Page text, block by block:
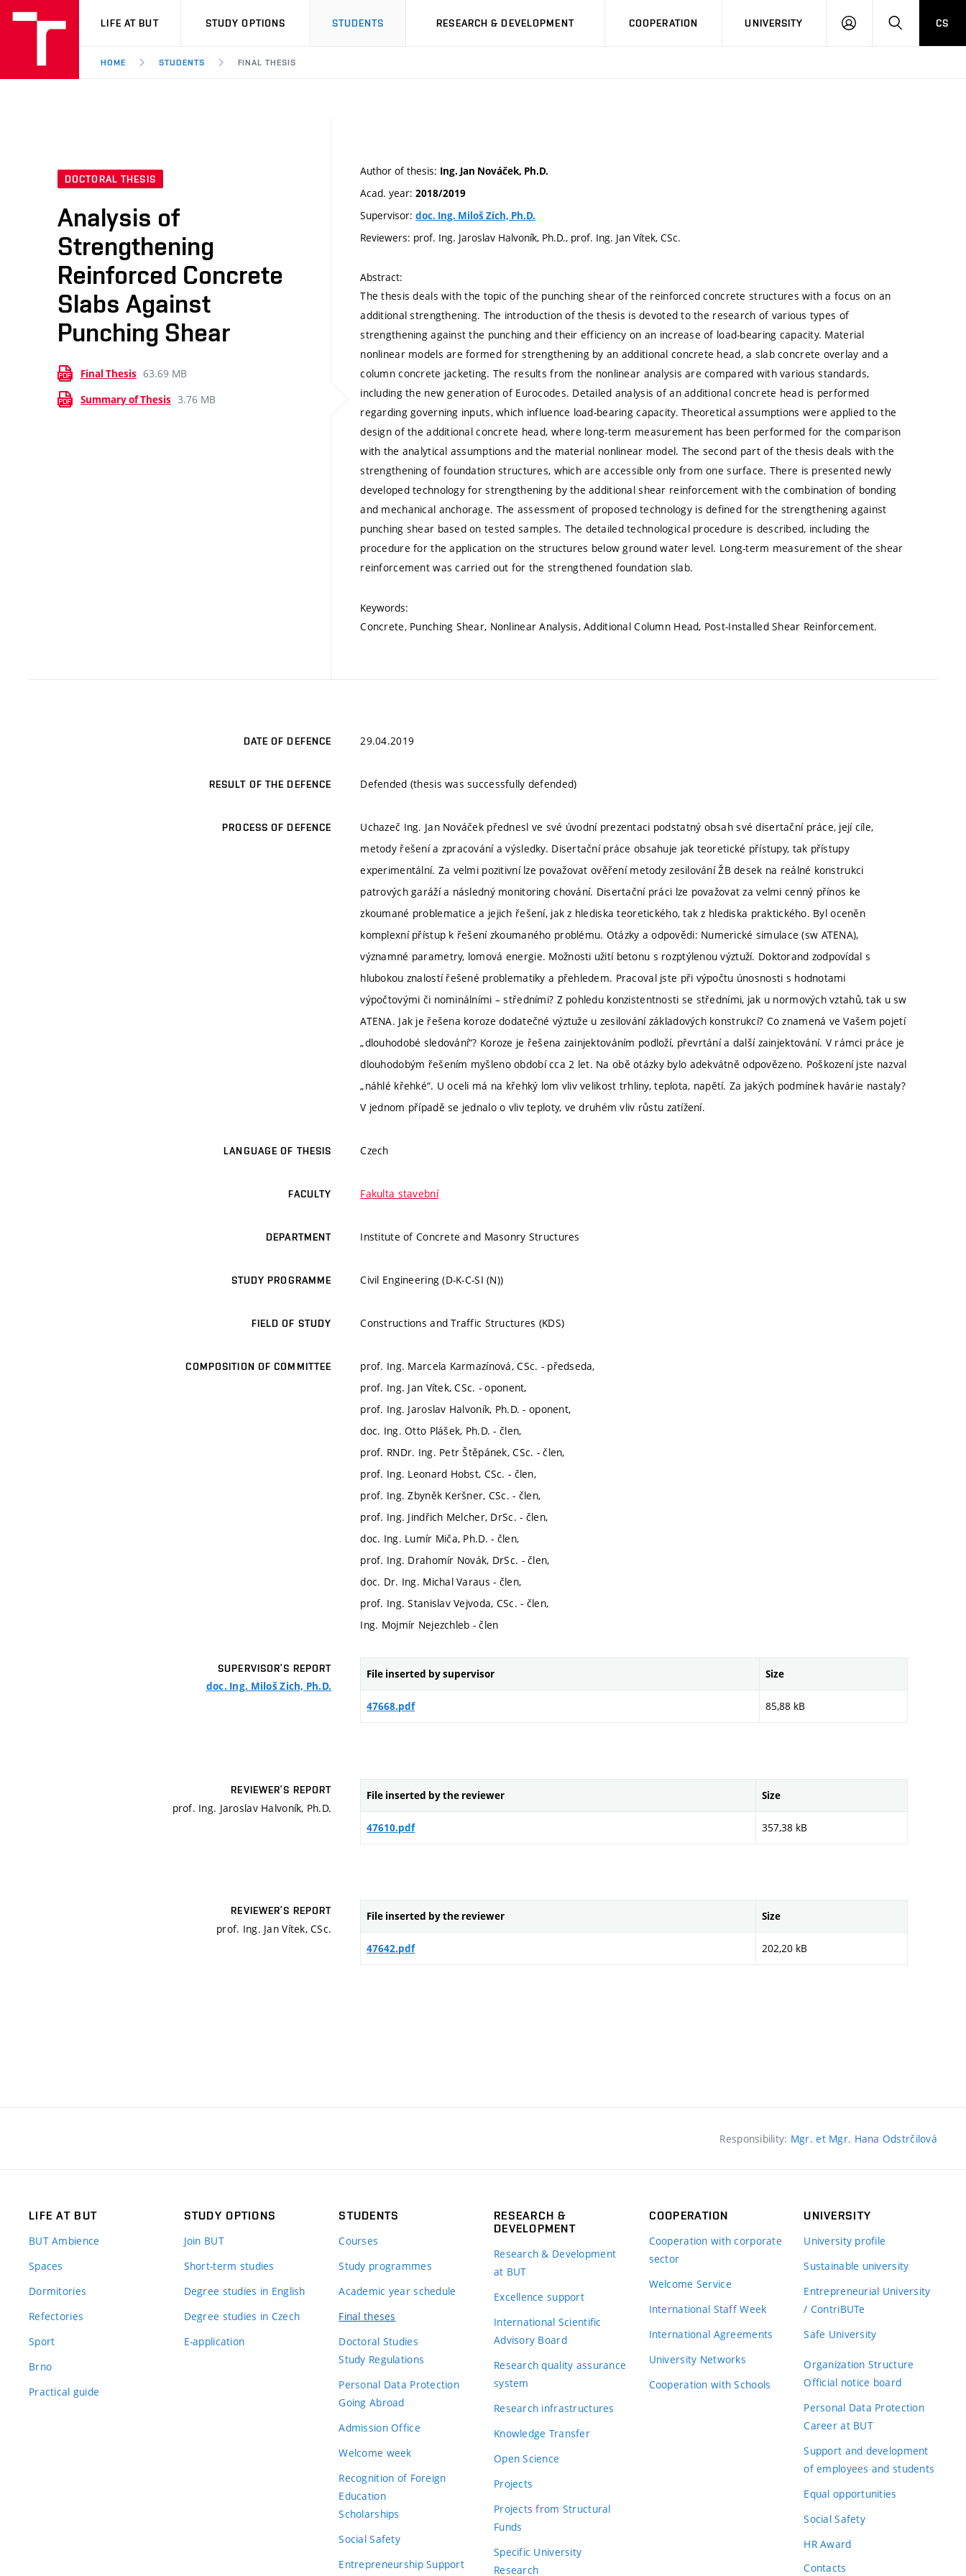
VUT
LIFE AT BUT STUDY OPTIONS STUDENTS RESEARCH & DEVELOPMENT COOPERATION UNIVERSITY
LOG
SEARCHCS
HOME STUDENTS FINAL THESIS
DOCTORAL THESIS
Analysis of
Strengthening
Reinforced Concrete
Slabs Against
Punching Shear
Final Thesis 63.69 MB
Summary of Thesis 3.76 MB
Author of thesis: Ing. Jan Nováček, Ph.D.
Acad. year:2018/2019
Supervisor:doc. Ing. Miloš Zich, Ph.D.
Reviewers: prof. Ing. Jaroslav Halvoník, Ph.D., prof. Ing. Jan Vítek, CSc.
Abstract:
The thesis deals with the topic of the punching shear of the reinforced concrete structures with a focus on an
additional strengthening. The introduction of the thesis is devoted to the research of various types of
strengthening against the punching and their efficiency on an increase of load-bearing capacity. Material
nonlinear models are formed for strengthening by an additional concrete head, a slab concrete overlay and a
column concrete jacketing. The results from the nonlinear analysis are compared with various standards,
including the new generation of Eurocodes. Detailed analysis of an additional concrete head is performed
regarding governing inputs, which influence load-bearing capacity. Theoretical assumptions were applied to the
design of the additional concrete head, where long-term measurement has been performed for the comparison
with the analytical assumptions and the material nonlinear model. The second part of the thesis deals with the
strengthening of foundation structures, which are accessible only from one surface. There is presented newly
developed technology for strengthening by the additional shear reinforcement with the combination of bonding
and mechanical anchorage. The assessment of proposed technology is defined for the strengthening against
punching shear based on tested samples. The detailed technological procedure is described, including the
procedure for the application on the structures below ground water level. Long-term measurement of the shear
reinforcement was carried out for the strengthened foundation slab.
Keywords:
Concrete, Punching Shear, Nonlinear Analysis, Additional Column Head, Post-Installed Shear Reinforcement.
DATE OF DEFENCE 29.04.2019
RESULT OF THE DEFENCE Defended (thesis was successfully defended)
PROCESS OF DEFENCE
Uchazeč Ing. Jan Nováček přednesl ve své úvodní prezentaci podstatný obsah své disertační práce, její cíle,
metody řešení a zpracování a výsledky. Disertační práce obsahuje jak teoretické přístupy, tak přístupy
experimentální. Za velmi pozitivní lze považovat ověření metody zesilování ŽB desek na reálné konstrukci
patrových garáží a následný monitoring chování. Disertační práci lze považovat za velmi cenný přínos ke
zkoumané problematice a jejich řešení, jak z hlediska teoretického, tak z hlediska praktického. Byl oceněn
komplexní přístup k řešení zkoumaného problému. Otázky a odpovědi: Numerické simulace (sw ATENA),
významné parametry, lomová energie. Možnosti užití betonu s rozptýlenou výztuží. Doktorand zodpovídal s
hlubokou znalostí řešené problematiky a přehledem. Pracoval jste při výpočtu únosnosti s hodnotami
výpočtovými či nominálními – středními? Z pohledu konzistentnosti se středními, jak u normových vztahů, tak u sw
ATENA. Jak je řešena koroze dodatečné výztuže u zesilování základových konstrukcí? Co znamená ve Vašem pojetí
„dlouhodobé sledování“? Koroze je řešena zainjektováním podloží, převrtání a další zainjektování. V rámci práce je
dlouhodobým řešením myšleno období cca 2 let. Na obě otázky bylo adekvátně odpovězeno. Poškození jste nazval
„náhlé křehké“. U oceli má na křehký lom vliv velikost trhliny, teplota, napětí. Za jakých podmínek havárie nastaly?
V jednom případě se jednalo o vliv teploty, ve druhém vliv růstu zatížení.
LANGUAGE OF THESIS Czech
FACULTY Fakulta stavební
DEPARTMENT Institute of Concrete and Masonry Structures
STUDY PROGRAMME Civil Engineering (D-K-C-SI (N))
FIELD OF STUDY Constructions and Traffic Structures (KDS)
COMPOSITION OF COMMITTEE
prof. Ing. Marcela Karmazínová, CSc. - předseda,
prof. Ing. Jan Vítek, CSc. - oponent,
prof. Ing. Jaroslav Halvoník, Ph.D. - oponent,
doc. Ing. Otto Plášek, Ph.D. - člen,
prof. RNDr. Ing. Petr Štěpánek, CSc. - člen,
prof. Ing. Leonard Hobst, CSc. - člen,
prof. Ing. Zbyněk Keršner, CSc. - člen,
prof. Ing. Jindřich Melcher, DrSc. - člen,
doc. Ing. Lumír Miča, Ph.D. - člen,
prof. Ing. Drahomír Novák, DrSc. - člen,
doc. Dr. Ing. Michal Varaus - člen,
prof. Ing. Stanislav Vejvoda, CSc. - člen,
Ing. Mojmír Nejezchleb - člen
SUPERVISOR’S REPORT
doc. Ing. Miloš Zich, Ph.D.
File inserted by supervisor Size
47668.pdf 85,88 kB
REVIEWER’S REPORT
prof. Ing. Jaroslav Halvoník, Ph.D.
File inserted by the reviewer Size
47610.pdf 357,38 kB
REVIEWER’S REPORT
prof. Ing. Jan Vítek, CSc.
File inserted by the reviewer Size
47642.pdf 202,20 kB
Responsibility: Mgr. et Mgr. Hana Odstrčilová
LIFE AT BUT
BUT Ambience
Spaces
Dormitories
Refectories
Sport
Brno
Practical guide
STUDY OPTIONS
Join BUT
Short-term studies
Degree studies in English
Degree studies in Czech
E-application
STUDENTS
Courses
Study programmes
Academic year schedule
Final theses
Doctoral Studies
Study Regulations
Personal Data Protection
Going Abroad
Admission Office
Welcome week
Recognition of Foreign
Education
Scholarships
Social Safety
Entrepreneurship Support
RESEARCH &
DEVELOPMENT
Research & Development
at BUT
Excellence support
International Scientific
Advisory Board
Research quality assurance
system
Research infrastructures
Knowledge Transfer
Open Science
Projects
Projects from Structural
Funds
Specific University
Research
COOPERATION
Cooperation with corporate
sector
Welcome Service
International Staff Week
International Agreements
University Networks
Cooperation with Schools
UNIVERSITY
University profile
Sustainable university
Entrepreneurial University
/ ContriBUTe
Safe University
Organization Structure
Official notice board
Personal Data Protection
Career at BUT
Support and development
of employees and students
Equal opportunities
Social Safety
HR Award
Contacts